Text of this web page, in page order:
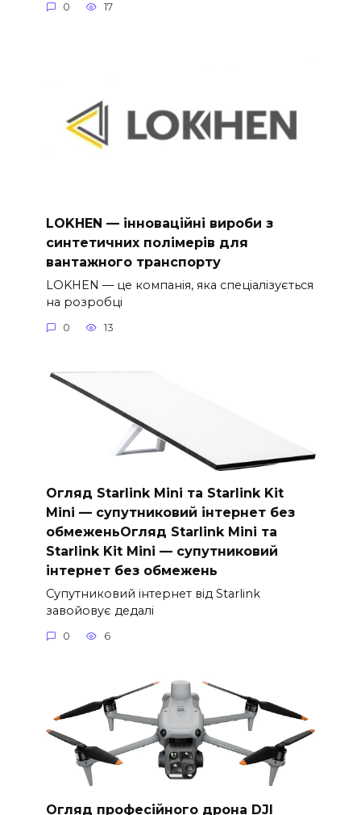
0 17
LOKHEN — інноваційні вироби з
синтетичних полімерів для
вантажного транспорту
LOKHEN — це компанія, яка спеціалізується
на розробці
0 13
Огляд Starlink Mini та Starlink Kit
Mini — супутниковий інтернет без
обмеженьОгляд Starlink Mini та
Starlink Kit Mini — супутниковий
інтернет без обмежень
Супутниковий інтернет від Starlink
завойовує дедалі
0 6
Огляд професійного дрона DJI